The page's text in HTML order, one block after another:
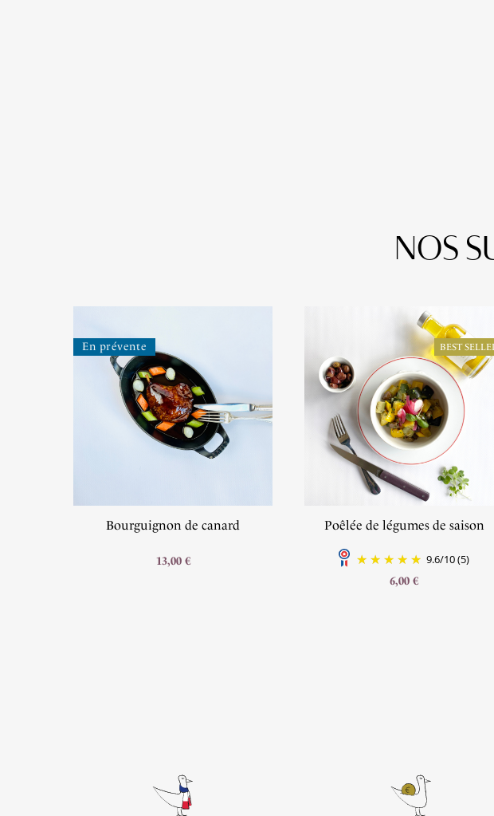
NOS
En prévente
Bourguignon de canard
13,00 €
BEST
Poêlée de légumes de saison
9.6/10(5)
6,00 €